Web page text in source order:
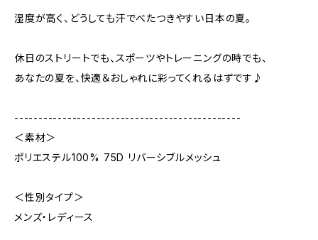
湿度が高く、どうしても汗でべたつきやすい日本の夏。
休日のストリートでも、スポーツやトレーニングの時でも、
あなたの夏を、快適＆おしゃれに彩ってくれるはずです♪
-----------------------------------------------
＜素材＞
ポリエステル100% 75D リバーシブルメッシュ
＜性別タイプ＞
メンズ・レディース